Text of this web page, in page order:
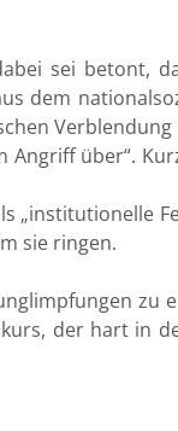
sei betont,
dem
Angriff über“.
sie ringen.
zu
der hart in